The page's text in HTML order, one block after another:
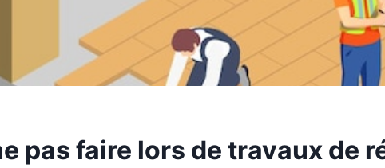
pas faire lors de travaux de